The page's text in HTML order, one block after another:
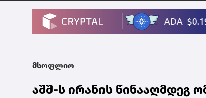
მსოფლიო
აშშ-ს ირანის წინააღმდეგ